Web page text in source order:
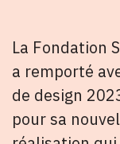
La Fondation
a remporté
de design
pour sa